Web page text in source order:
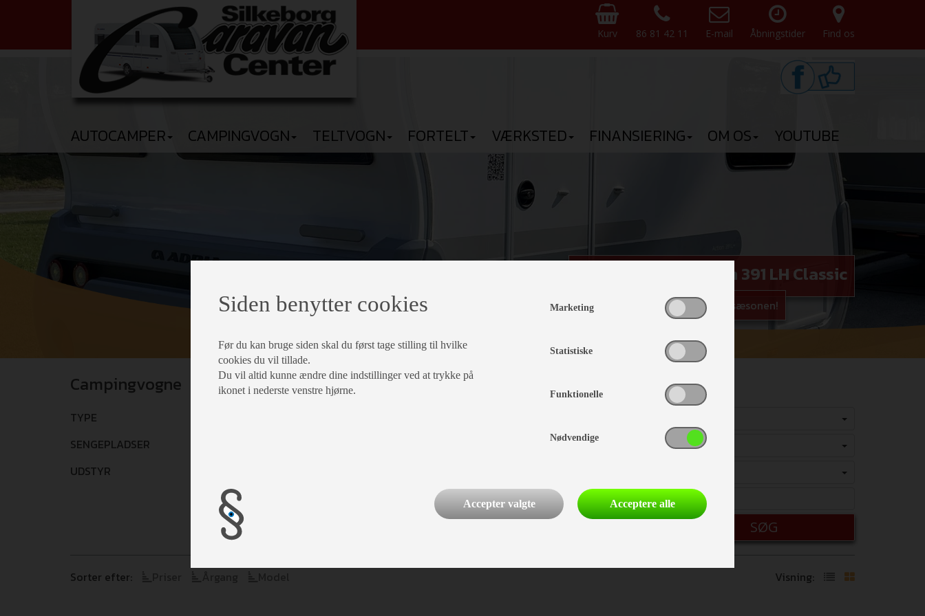
Kurv 86 81 42 11 E-mail Åbningstider Find os
AUTOCAMPER CAMPINGVOGN TELTVOGN FORTELT VÆRKSTED FINANSIERING OM OS YOUTUBE
Den nye Adria Action 391 LH Classic
Kom og bestil den til 2026 sæsonen!
Campingvogne
TYPE
SENGEPLADSER
UDSTYR
FRITEKST
SØG
Sorter efter: Visning:
Siden benytter cookies
Før du kan bruge siden skal du først tage stilling til hvilke
cookies du vil tillade.
Du vil altid kunne ændre dine indstillinger ved at trykke på
ikonet i nederste venstre hjørne.
Marketing
Statistiske
Funktionelle
Nødvendige
Accepter valgte Acceptere alle